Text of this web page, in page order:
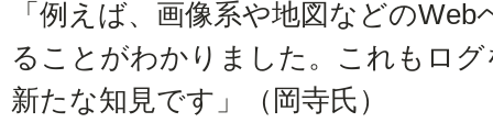
「例えば、画像系や地図などの
ることがわかりました。これもロ
新たな知見です」（岡寺氏）